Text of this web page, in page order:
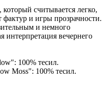
считывается легко,
фактур и игры прозрачности.
и немного
интерпретация вечернего
100% тесил.
Moss": 100% тесил.